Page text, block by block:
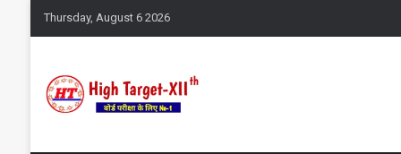
Thursday, August 6 2026